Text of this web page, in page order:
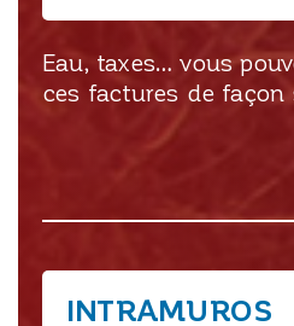
Eau, taxes… vous
ces factures de façon
INTRAMUROS